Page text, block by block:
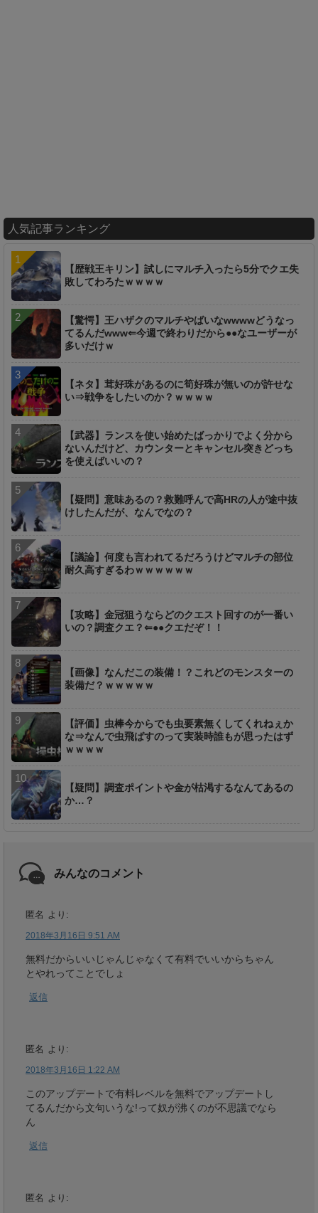
人気記事ランキング
【歴戦王キリン】試しにマルチ入ったら5分でクエ失
敗してわろたｗｗｗｗ
【驚愕】王ハザクのマルチやばいなwwwwどうなっ
てるんだwww⇐今週で終わりだから●●なユーザーが
多いだけｗ
【ネタ】茸好珠があるのに筍好珠が無いのが許せな
い⇒戦争をしたいのか？ｗｗｗｗ
【武器】ランスを使い始めたばっかりでよく分から
ないんだけど、カウンターとキャンセル突きどっち
を使えばいいの？
【疑問】意味あるの？救難呼んで高HRの人が途中抜
けしたんだが、なんでなの？
【議論】何度も言われてるだろうけどマルチの部位
耐久高すぎるわｗｗｗｗｗｗ
【攻略】金冠狙うならどのクエスト回すのが一番い
いの？調査クエ？⇐●●クエだぞ！！
【画像】なんだこの装備！？これどのモンスターの
装備だ？ｗｗｗｗｗ
【評価】虫棒今からでも虫要素無くしてくれねぇか
な⇒なんで虫飛ばすのって実装時誰もが思ったはず
ｗｗｗｗ
【疑問】調査ポイントや金が枯渇するなんてあるの
か…？
みんなのコメント
匿名 より:
2018年3月16日 9:51 AM
無料だからいいじゃんじゃなくて有料でいいからちゃん
とやれってことでしょ
返信
匿名 より:
2018年3月16日 1:22 AM
このアップデートで有料レベルを無料でアップデートし
てるんだから文句いうな!って奴が沸くのが不思議でなら
ん
返信
匿名 より: